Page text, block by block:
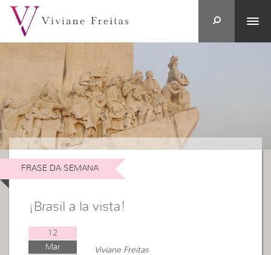
FRASE DA SEMANA
¡Brasil a la vista!
12
Mar
Viviane Freitas